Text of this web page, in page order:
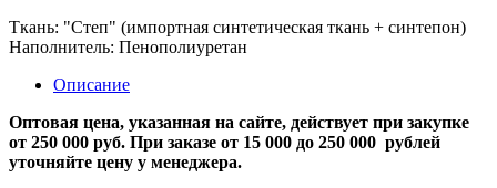
Ткань: "Степ" (импортная синтетическая ткань + синтепон)
Наполнитель: Пенополиуретан
Описание
Оптовая цена, указанная на сайте, действует при закупке
от 250 000 руб. При заказе от 15 000 до 250 000 рублей
уточняйте цену у менеджера.